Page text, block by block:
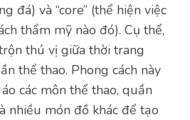
đá) và “core” (thể hiện việc
thẩm mỹ nào đó). Cụ thể,
thú vị giữa thời trang
thể thao. Phong cách này
áo các môn thể thao, quần
nhiều món đồ khác để tạo